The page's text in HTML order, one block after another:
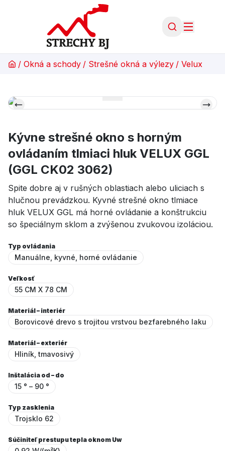
/ Okná a schody / Strešné okná a výlezy / Velux
Kývne strešné okno s horným
ovládaním tlmiaci hluk VELUX GGL
(GGL CK02 3062)
Spite dobre aj v rušných oblastiach alebo uliciach s
hlučnou prevádzkou. Kyvné strešné okno tlmiace
hluk VELUX GGL má horné ovládanie a konštrukciu
so špeciálnym sklom a zvýšenou zvukovou izoláciou.
Typ ovládania
Manuálne, kyvné, horné ovládanie
Veľkosť
55 CM X 78 CM
Materiál – interiér
Borovicové drevo s trojitou vrstvou bezfarebného laku
Materiál – exteriér
Hliník, tmavosivý
Inštalácia od – do
15 ° – 90 °
Typ zasklenia
Trojsklo 62
Súčiniteľ prestupu tepla oknom Uw